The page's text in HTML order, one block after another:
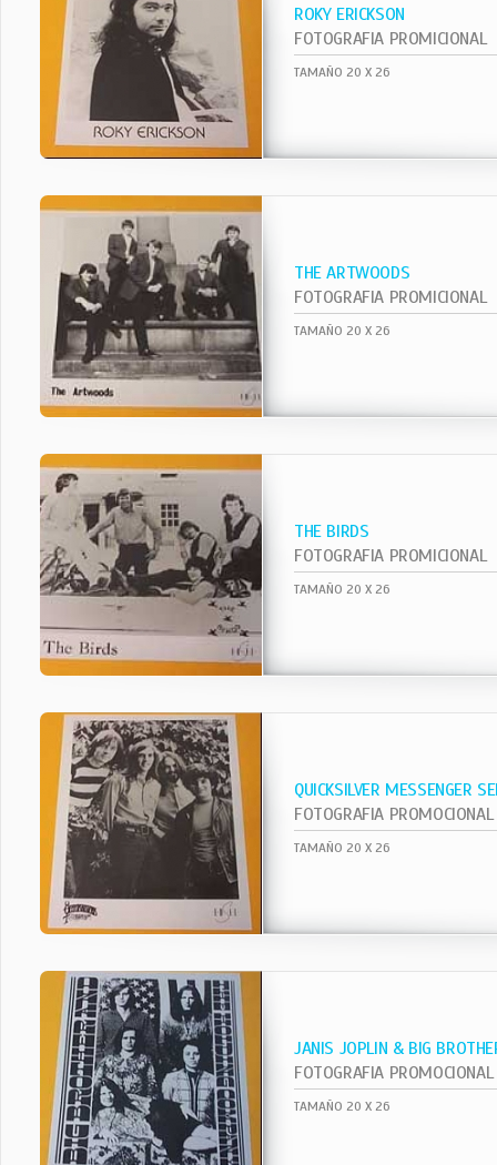
ROKY ERICKSON
FOTOGRAFIA PROMICIONAL
TAMAÑO 20 X 26
THE ARTWOODS
FOTOGRAFIA PROMICIONAL
TAMAÑO 20 X 26
THE BIRDS
FOTOGRAFIA PROMICIONAL
TAMAÑO 20 X 26
QUICKSILVER MESSENGER
FOTOGRAFIA PROMOCIONAL
TAMAÑO 20 X 26
JANIS JOPLIN & BIG
FOTOGRAFIA PROMOCIONAL
TAMAÑO 20 X 26